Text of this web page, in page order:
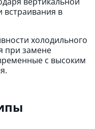
в
холодильного
при замене
с высоким